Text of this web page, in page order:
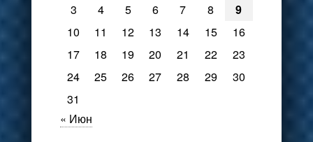
3
4 5 6 7 8
9
10
11 12 13 14 15
16
17
18 19 20 21 22
23
24
25 26 27 28 29
30
31
« Июн